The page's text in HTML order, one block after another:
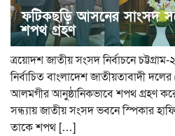
ফটিকছড়ি আসনের সাংসদ
শপথ গ্রহণ
ত্রয়োদশ জাতীয় সংসদ নির্বাচনে
নির্বাচিত বাংলাদেশ জাতীয়তাবাদী
আলমগীর আনুষ্ঠানিকভাবে শপথ গ্রহণ
সন্ধ্যায় জাতীয় সংসদ ভবনে স্পিকার
তাকে শপথ […]